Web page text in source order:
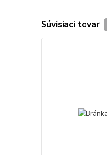
Súvisiaci tovar